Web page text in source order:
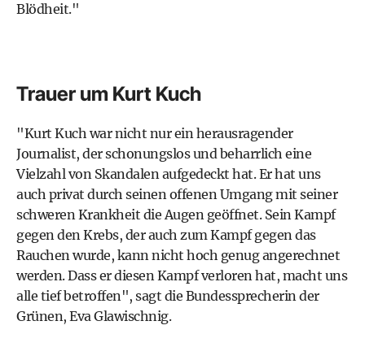
Blödheit."
Trauer um Kurt Kuch
"Kurt Kuch war nicht nur ein herausragender
Journalist, der schonungslos und beharrlich eine
Vielzahl von Skandalen aufgedeckt hat. Er hat uns
auch privat durch seinen offenen Umgang mit seiner
schweren Krankheit die Augen geöffnet. Sein Kampf
gegen den Krebs, der auch zum Kampf gegen das
Rauchen wurde, kann nicht hoch genug angerechnet
werden. Dass er diesen Kampf verloren hat, macht uns
alle tief betroffen", sagt die Bundessprecherin der
Grünen, Eva Glawischnig.